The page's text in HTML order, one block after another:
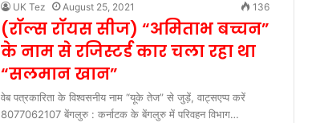
UK Tez August 25, 2021 136
(रॉल्‍स रॉयस सीज) “अमिताभ बच्चन”
के नाम से रजिस्टर्ड कार चला रहा था
“सलमान खान”
वेब पत्रकारिता के विश्वसनीय नाम “यूके तेज” से जुड़ें, वाट्सएप्प करें
8077062107 बेंगलुरु : कर्नाटक के बेंगलुरु में परिवहन विभाग…